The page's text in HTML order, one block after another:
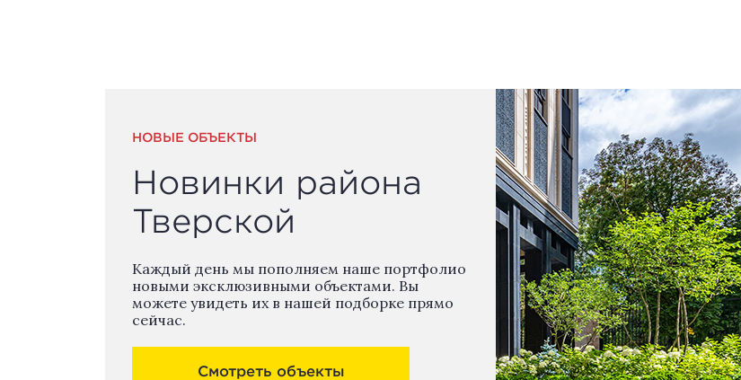
НОВЫЕ ОБЪЕКТЫ
Новинки района
Тверской
Каждый день мы пополняем наше портфолио
новыми эксклюзивными объектами. Вы
можете увидеть их в нашей подборке прямо
сейчас.
Смотреть объекты